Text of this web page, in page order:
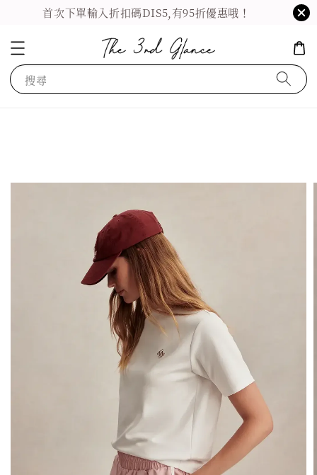
首次下單輸入折扣碼DIS5,有95折優惠哦！
搜尋